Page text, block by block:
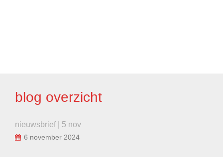
blog overzicht
nieuwsbrief | 5 nov
6 november 2024